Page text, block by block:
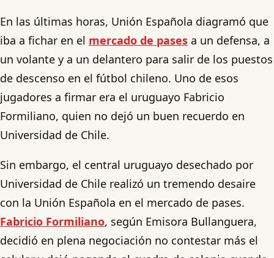
En las últimas horas, Unión Española diagramó que
iba a fichar en el mercado de pases a un defensa, a
un volante y a un delantero para salir de los puestos
de descenso en el fútbol chileno. Uno de esos
jugadores a firmar era el uruguayo Fabricio
Formiliano, quien no dejó un buen recuerdo en
Universidad de Chile.
Sin embargo, el central uruguayo desechado por
Universidad de Chile realizó un tremendo desaire
con la Unión Española en el mercado de pases.
Fabricio Formiliano, según Emisora Bullanguera,
decidió en plena negociación no contestar más el